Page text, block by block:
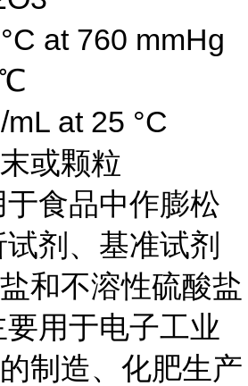
at 760 mmHg
at 25 °C
或颗粒
于食品中作膨松
剂、基准试剂
和不溶性硫酸盐
用于电子工业
制造、化肥生产